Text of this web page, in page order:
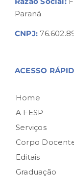
Paraná
CNPJ:
ACESSO
Home
A FESP
Serviços
Corpo
Editais
Graduação